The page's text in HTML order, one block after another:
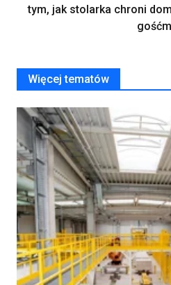
tym, jak stolarka chroni
Więcej tematów